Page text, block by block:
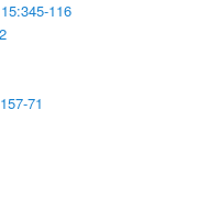
116
71